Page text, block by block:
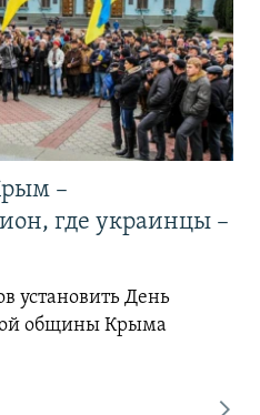
–
где украинцы –
установить День
общины Крыма